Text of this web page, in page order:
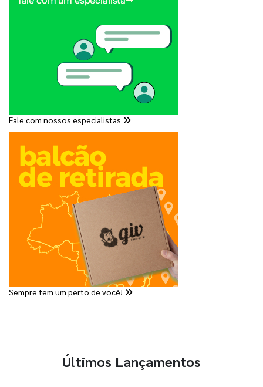
Fale com nossos especialistas
Sempre tem um perto de você!
Últimos Lançamentos